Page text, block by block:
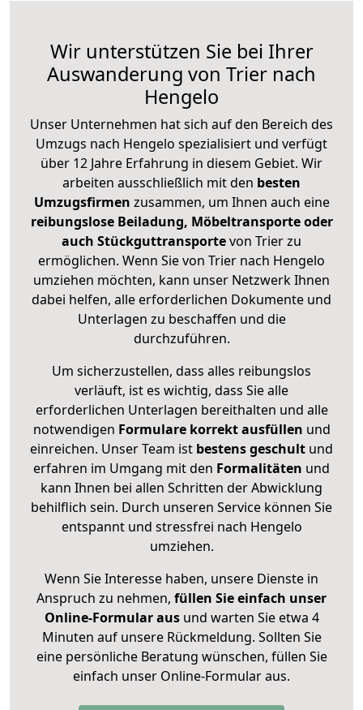
Wir unterstützen Sie bei Ihrer
Auswanderung von Trier nach
Hengelo
Unser Unternehmen hat sich auf den Bereich des
Umzugs nach Hengelo spezialisiert und verfügt
über 12 Jahre Erfahrung in diesem Gebiet. Wir
arbeiten ausschließlich mit den besten
Umzugsfirmen zusammen, um Ihnen auch eine
reibungslose Beiladung, Möbeltransporte oder
auch Stückguttransportevon Trier zu
ermöglichen. Wenn Sie von Trier nach Hengelo
umziehen möchten, kann unser Netzwerk Ihnen
dabei helfen, alle erforderlichen Dokumente und
Unterlagen zu beschaffen und die
durchzuführen.
Um sicherzustellen, dass alles reibungslos
verläuft, ist es wichtig, dass Sie alle
erforderlichen Unterlagen bereithalten und alle
notwendigen Formulare korrekt ausfüllen und
einreichen. Unser Team ist bestens geschult und
erfahren im Umgang mit den Formalitäten und
kann Ihnen bei allen Schritten der Abwicklung
behilflich sein. Durch unseren Service können Sie
entspannt und stressfrei nach Hengelo
umziehen.
Wenn Sie Interesse haben, unsere Dienste in
Anspruch zu nehmen, füllen Sie einfach unser
Online-Formular ausund warten Sie etwa 4
Minuten auf unsere Rückmeldung. Sollten Sie
eine persönliche Beratung wünschen, füllen Sie
einfach unser Online-Formular aus.